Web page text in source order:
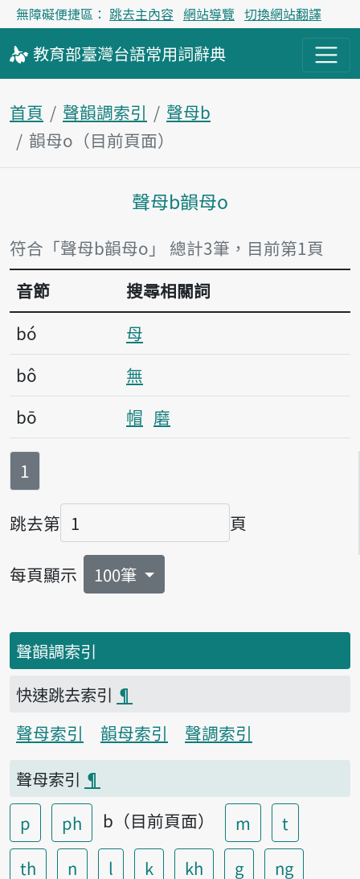
無障礙便捷區： 跳去主內容 網站導覽 切換網站翻譯
教育部臺灣台語常用詞辭典
首頁 聲韻調索引
聲母b
韻母o（目前頁面）
主內容區塊
聲母b韻母o
符合「聲母b韻母o」 總計3筆，目前第1頁
音節
搜尋相關詞
bó
母
bô
無
bō
帽 磨
第
1
跳去第
頁碼
頁
每頁顯示 100筆
聲韻調索引
快速跳去索引 ¶
聲母索引
韻母索引
聲調索引
聲母索引 ¶
p
ph b（目前頁面） m
t
th
n l k kh g
ng